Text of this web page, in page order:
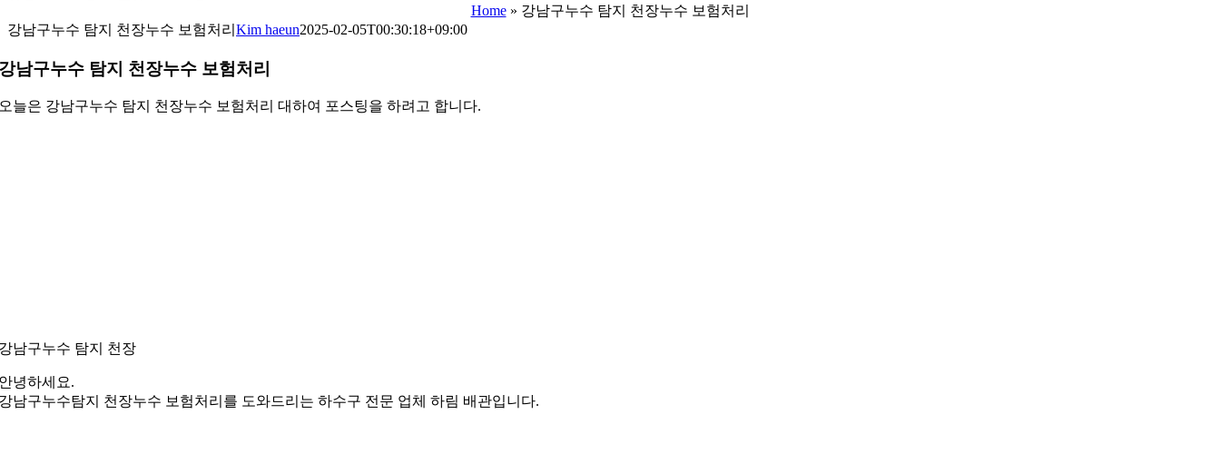
Home» 강남구누수 탐지 천장누수 보험처리
강남구누수 탐지 천장누수 보험처리 Kim haeun2025-02-05T00:30:18+09:00
남구누수 탐지 천장누수 보험처리
늘은 강남구누수 탐지 천장누수 보험처리 대하여 포스팅을 하려고 합니다.
남구누수 탐지 천장
녕하세요.
남구누수탐지 천장누수 보험처리를 도와드리는 하수구 전문 업체 하림 배관입니다.